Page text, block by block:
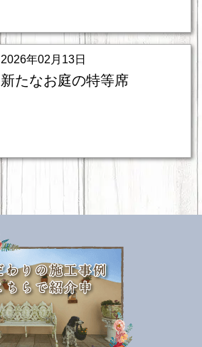
2026年02月13日
新たなお庭の特等席